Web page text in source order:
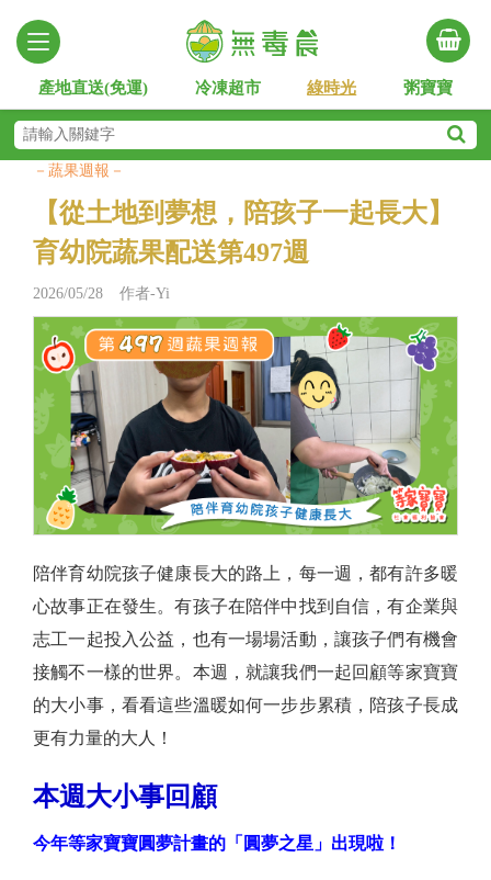
產地直送(免運) 冷凍超市 綠時光 粥寶寶
－蔬果週報－
【從土地到夢想，陪孩子一起長大】
育幼院蔬果配送第497週
2026/05/28 作者-Yi
陪伴育幼院孩子健康長大的路上，每一週，都有許多暖
心故事正在發生。有孩子在陪伴中找到自信，有企業與
志工一起投入公益，也有一場場活動，讓孩子們有機會
接觸不一樣的世界。本週，就讓我們一起回顧等家寶寶
的大小事，看看這些溫暖如何一步步累積，陪孩子長成
更有力量的大人！
本週大小事回顧
今年等家寶寶圓夢計畫的「圓夢之星」出現啦！